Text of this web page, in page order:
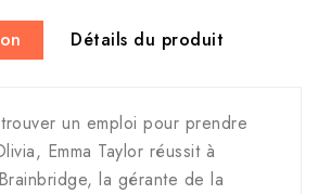
Détails du produit
un emploi pour prendre
Emma Taylor réussit à
la gérante de la